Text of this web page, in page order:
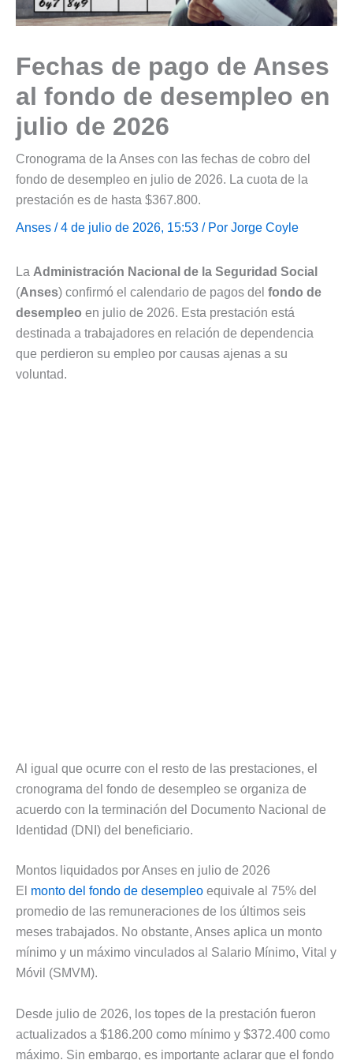
Fechas de pago de Anses
al fondo de desempleo en
julio de 2026
Cronograma de la Anses con las fechas de cobro del
fondo de desempleo en julio de 2026. La cuota de la
prestación es de hasta $367.800.
Anses / 4 de julio de 2026, 15:53 / Por Jorge Coyle
La Administración Nacional de la Seguridad Social
(Anses) confirmó el calendario de pagos del fondo de
desempleo en julio de 2026. Esta prestación está
destinada a trabajadores en relación de dependencia
que perdieron su empleo por causas ajenas a su
voluntad.
Al igual que ocurre con el resto de las prestaciones, el
cronograma del fondo de desempleo se organiza de
acuerdo con la terminación del Documento Nacional de
Identidad (DNI) del beneficiario.
Montos liquidados por Anses en julio de 2026
El monto del fondo de desempleo equivale al 75% del
promedio de las remuneraciones de los últimos seis
meses trabajados. No obstante, Anses aplica un monto
mínimo y un máximo vinculados al Salario Mínimo, Vital y
Móvil (SMVM).
Desde julio de 2026, los topes de la prestación fueron
actualizados a $186.200 como mínimo y $372.400 como
máximo. Sin embargo, es importante aclarar que el fondo